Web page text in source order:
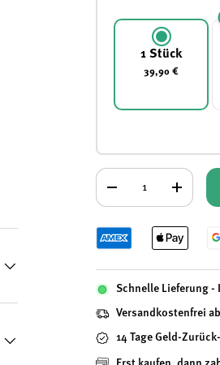
1 Stück
39,90 €
Anzahl
+
Schnelle Lieferung -
Versandkostenfrei
14 Tage Geld-